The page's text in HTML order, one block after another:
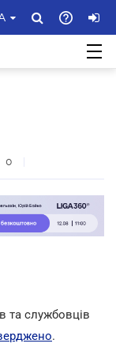
0
та службовців
.